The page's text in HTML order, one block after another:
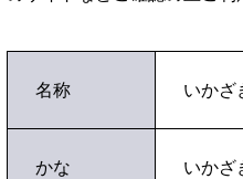
名称 いかざ
かな いかざ